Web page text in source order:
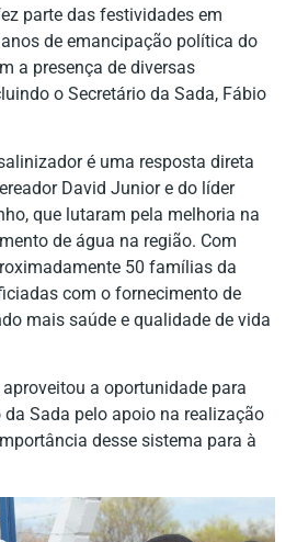
parte das festividades em
de emancipação política do
a presença de diversas
o Secretário da Sada, Fábio
é uma resposta direta
David Junior e do líder
que lutaram pela melhoria na
de água na região. Com
50 famílias da
com o fornecimento de
mais saúde e qualidade de vida
a oportunidade para
da Sada pelo apoio na realização
desse sistema para à